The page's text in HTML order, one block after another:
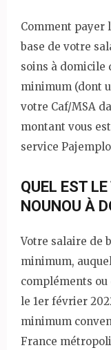
Comment payer
base de votre
soins à domicile
minimum (dont
votre Caf/MSA
montant vous
service
QUEL EST
NOUNOU À
Votre salaire de
minimum,
compléments ou
le 1er février
minimum
France